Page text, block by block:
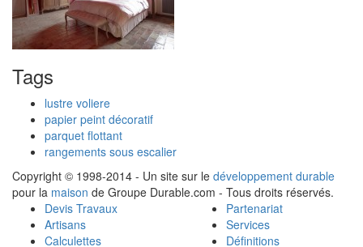
Tags
lustre voliere
papier peint décoratif
parquet flottant
rangements sous escalier
Copyright © 1998-2014 - Un site sur le développement durable
pour la maison de Groupe Durable.com - Tous droits réservés.
Devis Travaux
Artisans
Calculettes
Partenariat
Services
Définitions